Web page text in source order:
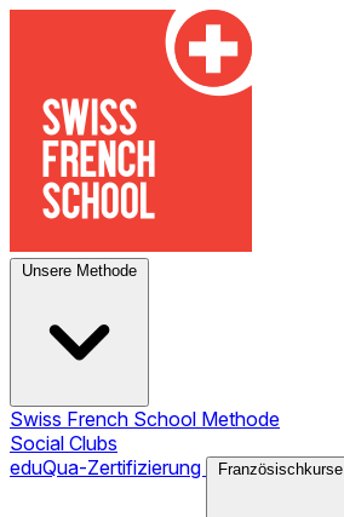
Unsere Methode
Swiss French School Methode
Social Clubs
eduQua-Zertifizierung
Französischkurse